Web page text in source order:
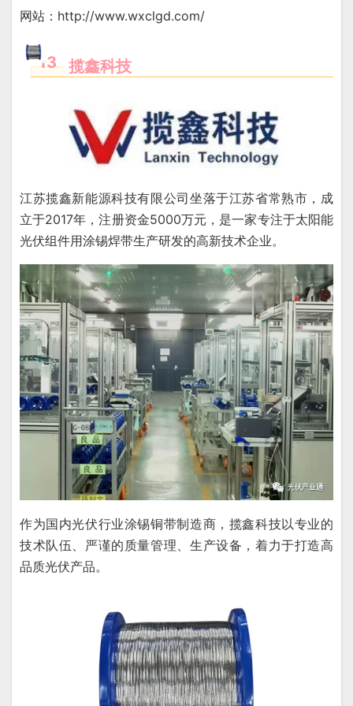
网站： http://www.wxclgd.com/
13 揽鑫科技
江苏揽鑫新能源科技有限公司坐落于江苏省常熟市，成
立于2017年，注册资金5000万元，是一家专注于太阳能
光伏组件用涂锡焊带生产研发的高新技术企业。
作为国内光伏行业涂锡铜带制造商，揽鑫科技以专业的
技术队伍、严谨的质量管理、生产设备，着力于打造高
品质光伏产品。